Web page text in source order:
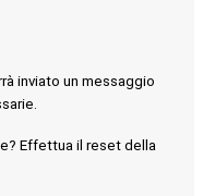
inviato un messaggio
Effettua il reset della